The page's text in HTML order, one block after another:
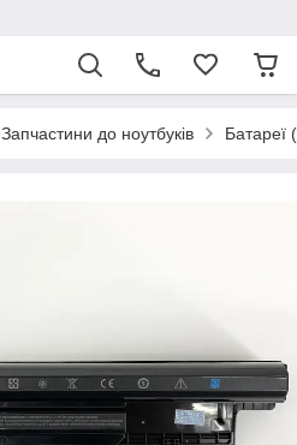
Запчастини до ноутбуків Батареї